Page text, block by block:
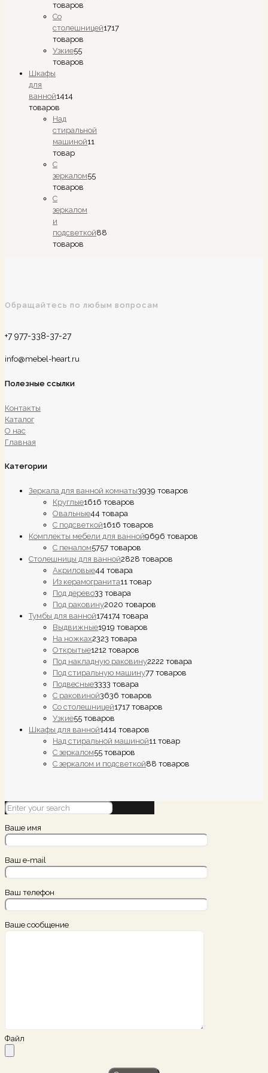
товаров
Со
столешницей1717
товаров
Узкие55
товаров
Шкафы
для
ванной1414
товаров
Над
стиральной
машиной11
товар
С
зеркалом55
товаров
С
зеркалом
и
подсветкой88
товаров
Обращайтесь по любым вопросам
+7 977-338-37-27
info@mebel-heart.ru
Полезные ссылки
Контакты
Каталог
О нас
Главная
Категории
Зеркала для ванной комнаты3939 товаров
Круглые1616 товаров
Овальные44 товара
С подсветкой1616 товаров
Комплекты мебели для ванной9696 товаров
С пеналом5757 товаров
Столешницы для ванной2828 товаров
Акриловые44 товара
Из керамогранита11 товар
Под дерево33 товара
Под раковину2020 товаров
Тумбы для ванной174174 товара
Выдвижные1919 товаров
На ножках2323 товара
Открытые1212 товаров
Под накладную раковину2222 товара
Под стиральную машину77 товаров
Подвесные3333 товара
С раковиной3636 товаров
Со столешницей1717 товаров
Узкие55 товаров
Шкафы для ванной1414 товаров
Над стиральной машиной11 товар
С зеркалом55 товаров
С зеркалом и подсветкой88 товаров
Ваше имя
Ваш e-mail
Ваш телефон
Ваше сообщение
Файл